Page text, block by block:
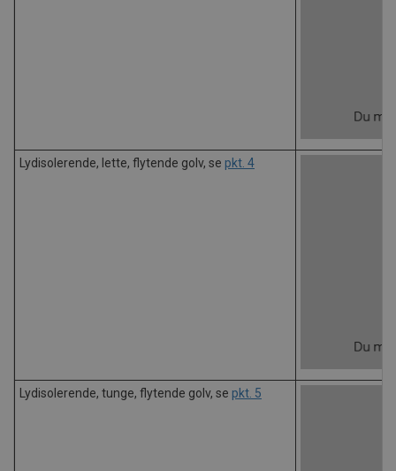
Lydisolerende, lette, flytende golv, se pkt. 4
Lydisolerende, tunge, flytende golv, se pkt. 5